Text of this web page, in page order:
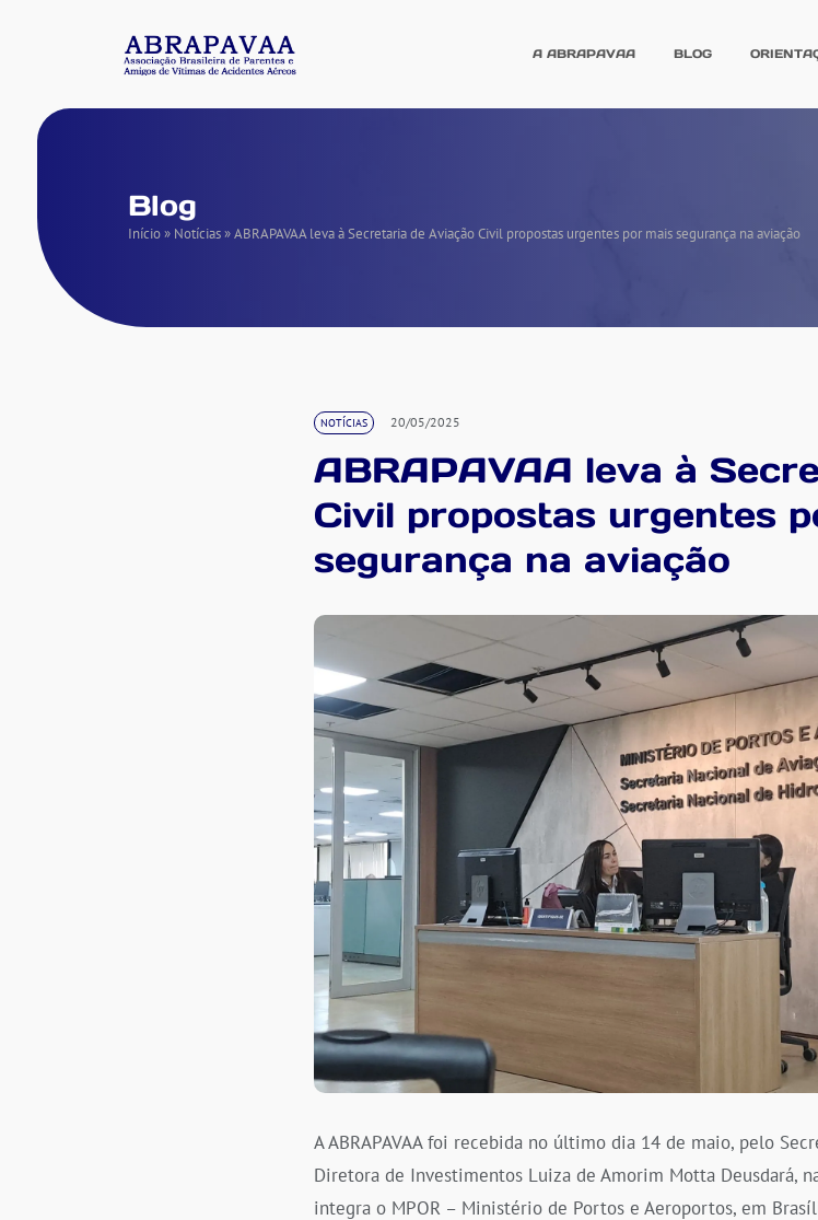
A ABRAPAVAA BLOG
Blog
Início» Notícias»ABRAPAVAA leva à Secretaria de Aviação Civil propostas urgentes por mais segurança na aviação
NOTÍCIAS 20/05/2025
ABRAPAVAA leva à
Civil propostas urgentes
segurança na aviação
A ABRAPAVAA foi recebida no último dia 14 de maio, pelo
Diretora de Investimentos Luiza de Amorim Motta Deusdará,
integra o MPOR – Ministério de Portos e Aeroportos, em